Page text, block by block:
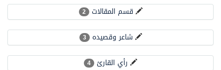
الهيئة العامة للأمن الغذائي تكثف جهودها للحد من الفقد والهدر الغذائي خلال موسم حج 1447هـ
محافظ عفيف يؤدي صلاة عيد الأضحى
قسم المقالات 2
شاعر وقصيده 3
رأي القارئ 4